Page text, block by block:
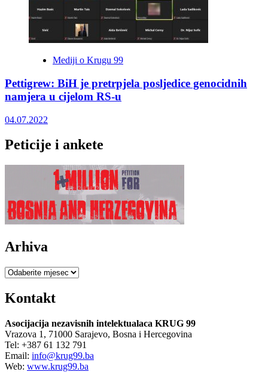
Mediji o Krugu 99
Pettigrew: BiH je pretrpjela posljedice genocidnih
namjera u cijelom RS-u
04.07.2022
Peticije i ankete
Arhiva
Arhiva
Kontakt
Asocijacija nezavisnih intelektualaca KRUG 99
Vrazova 1, 71000 Sarajevo, Bosna i Hercegovina
Tel: +387 61 132 791
Email: info@krug99.ba
Web: www.krug99.ba